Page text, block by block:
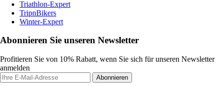
Triathlon-Expert
TripnBikers
Winter-Expert
Abonnieren Sie unseren Newsletter
Profitieren Sie von 10% Rabatt, wenn Sie sich für unseren Newsletter
anmelden
Abonnieren